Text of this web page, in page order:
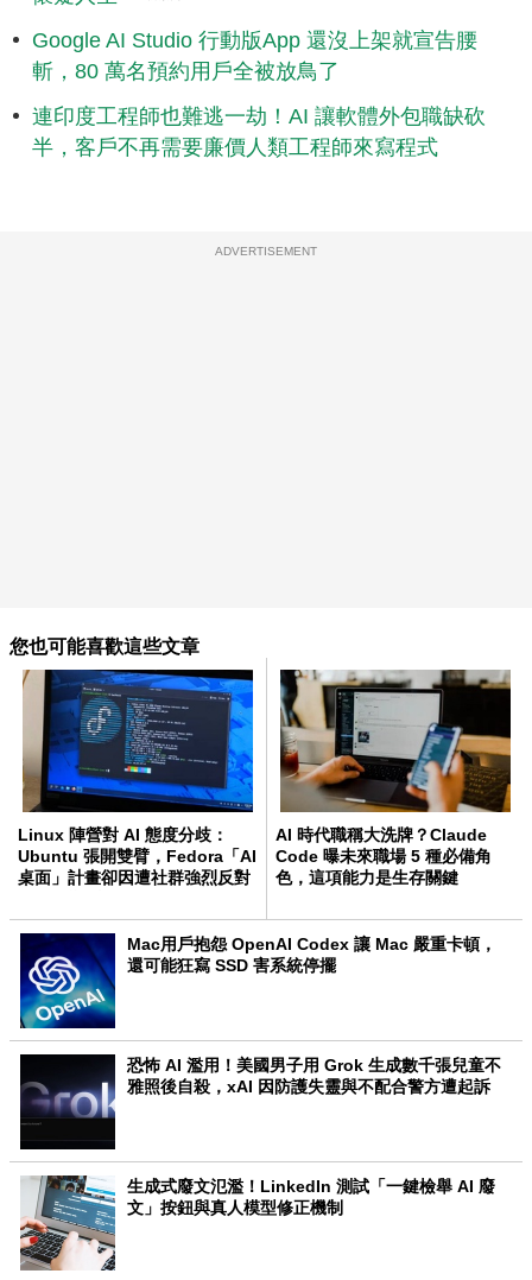
Google AI Studio 行動版App 還沒上架就宣告腰
斬，80 萬名預約用戶全被放鳥了
連印度工程師也難逃一劫！AI 讓軟體外包職缺砍
半，客戶不再需要廉價人類工程師來寫程式
ADVERTISEMENT
您也可能喜歡這些文章
Linux 陣營對 AI 態度分歧：
Ubuntu 張開雙臂，Fedora「AI
桌面」計畫卻因遭社群強烈反對
AI 時代職稱大洗牌？Claude
Code 曝未來職場 5 種必備角
色，這項能力是生存關鍵
Mac用戶抱怨 OpenAI Codex 讓 Mac 嚴重卡頓，
還可能狂寫 SSD 害系統停擺
恐怖 AI 濫用！美國男子用 Grok 生成數千張兒童不
雅照後自殺，xAI 因防護失靈與不配合警方遭起訴
生成式廢文氾濫！LinkedIn 測試「一鍵檢舉 AI 廢
文」按鈕與真人模型修正機制